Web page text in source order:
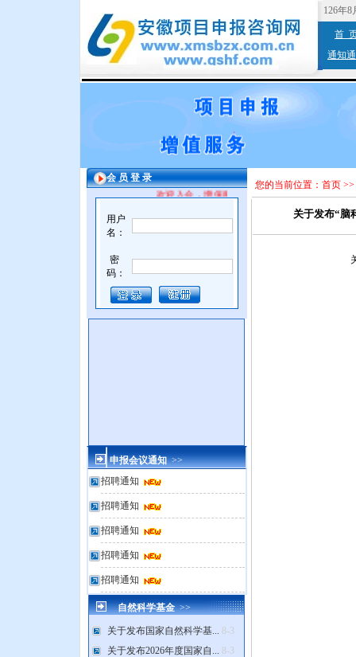
126年8
首
通知
会 员 登 录
欢迎入会，增值服务。
用户
名：
密
码：
申报会议通知>>
招聘通知
招聘通知
招聘通知
招聘通知
招聘通知
自然科学基金>>
关于发布国家自然科学基... 8-3
关于发布2026年度国家自... 8-3
您的当前位置： 首页 >>
关于发布“脑